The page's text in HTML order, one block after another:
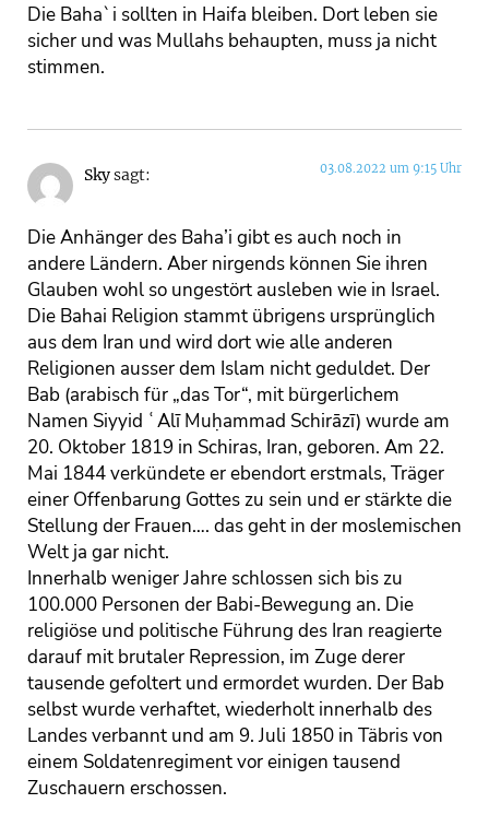
Die Baha`i sollten in Haifa bleiben. Dort leben sie
sicher und was Mullahs behaupten, muss ja nicht
stimmen.
Skysagt: 03.08.2022 um 9:15 Uhr
Die Anhänger des Baha’i gibt es auch noch in
andere Ländern. Aber nirgends können Sie ihren
Glauben wohl so ungestört ausleben wie in Israel.
Die Bahai Religion stammt übrigens ursprünglich
aus dem Iran und wird dort wie alle anderen
Religionen ausser dem Islam nicht geduldet. Der
Bab (arabisch für „das Tor“, mit bürgerlichem
Namen Siyyid ʿAlī Muḥammad Schirāzī) wurde am
20. Oktober 1819 in Schiras, Iran, geboren. Am 22.
Mai 1844 verkündete er ebendort erstmals, Träger
einer Offenbarung Gottes zu sein und er stärkte die
Stellung der Frauen…. das geht in der moslemischen
Welt ja gar nicht.
Innerhalb weniger Jahre schlossen sich bis zu
100.000 Personen der Babi-Bewegung an. Die
religiöse und politische Führung des Iran reagierte
darauf mit brutaler Repression, im Zuge derer
tausende gefoltert und ermordet wurden. Der Bab
selbst wurde verhaftet, wiederholt innerhalb des
Landes verbannt und am 9. Juli 1850 in Täbris von
einem Soldatenregiment vor einigen tausend
Zuschauern erschossen.